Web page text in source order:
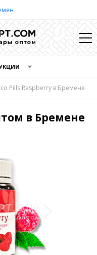
Pills Raspberry в Бремене
в Бремене